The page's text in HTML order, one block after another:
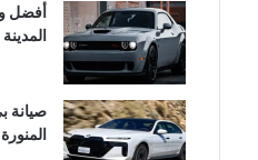
أفضل
صيانة
المنورة